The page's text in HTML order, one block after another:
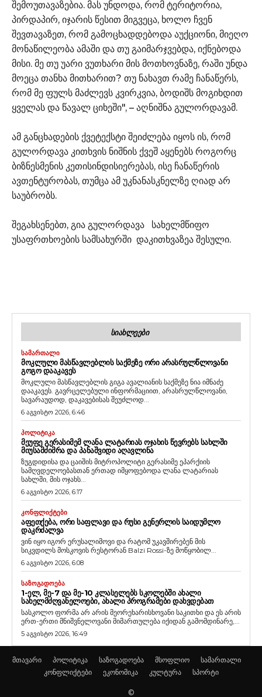
შემოუთავაზებია. მას უნდოდა, რომ ტერიტორია,
პირდაპირ, იჯარის წესით მიგვეცა, ხოლო ჩვენ
შევთავაზეთ, რომ გამოცხადდებოდა აუქციონი, მიეღო
მონაწილეობა ამაში და თუ გაიმარჯვებდა, იქნებოდა
მისი. მე თუ უარი ვუთხარი მის მოთხოვნაზე, რაში უნდა
მოეცა თანხა მითხარით? თუ ნახავთ რამე ჩანაწერს,
რომ მე ფულს მაძლევს კვირკვია, ბოდიშს მოგიხდით
ყველას და წავალ ციხეში", – აღნიშნა გულორდავამ.
ამ განცხადების ქვეტექსტი შეიძლება იყოს ის, რომ
გულორდავა კითხვის ნიშნის ქვეშ აყენებს როგორც
ბიზნესმენის კეთისინდისიერებას, ისე ჩანაწერის
ავთენტურობას, თუმცა ამ უკნანასკნელზე ღიად არ
საუბრობს.
შეგახსენებთ, გია გულორდავა სახელმწიფო
უსაფრთხოების სამსახურში დაკითხვაზეა შესული.
ᲡᲘᲐᲮᲚᲔᲔᲑᲘ
ᲡᲐᲛᲐᲠᲗᲐᲚᲘ
ᲛᲝᲙᲚᲣᲚᲘ ᲛᲐᲡᲬᲐᲕᲚᲔᲑᲚᲘᲡ ᲡᲐᲥᲛᲔᲖᲔ ᲝᲠᲘ ᲐᲠᲐᲡᲠᲣᲚᲬᲚᲝᲕᲐᲜᲘ
ᲒᲝᲒᲝ ᲓᲐᲐᲙᲐᲕᲔᲡ
მოკლული მასწავლებლის გიგა ავალიანის საქმეზე ნია იმნაძე
დააკავეს. გავრცელებული ინფორმაციით, არასრულწლოვანი,
სავარაუდოდ, დაკავებისას შეუძლოდ...
6 აგვისტო 2026, 6:46
ᲞᲝᲚᲘᲢᲘᲙᲐ
ᲛᲔᲣᲤᲔ ᲒᲔᲠᲐᲡᲘᲛᲔᲛ ᲚᲐᲜᲐ ᲚᲐᲢᲐᲠᲘᲐᲡ ᲝᲯᲐᲮᲘᲡ ᲬᲔᲕᲠᲔᲑᲡ ᲡᲐᲮᲚᲨᲘ
ᲛᲘᲣᲡᲐᲛᲫᲘᲛᲠᲐ ᲓᲐ ᲞᲐᲜᲐᲨᲕᲘᲓᲘ ᲐᲦᲐᲕᲚᲘᲜᲐ
ზუგდიდისა და ცაიშის მიტროპოლიტი გერასიმე ეპარქიის
სამღვდელოებასთან ერთად იმყოფებოდა ლანა ლატარიას
სახლში, მის ოჯახს...
6 აგვისტო 2026, 6:17
ᲙᲝᲜᲤᲚᲘᲥᲢᲔᲑᲘ
ᲐᲤᲔᲗᲥᲔᲑᲐ, ᲝᲠᲘ ᲡᲐᲤᲚᲐᲕᲘ ᲓᲐ ᲠᲣᲡᲘ ᲒᲔᲜᲔᲠᲚᲘᲡ ᲡᲐᲘᲓᲣᲛᲚᲝ
ᲓᲐᲙᲠᲫᲐᲚᲕᲐ
ვინ იყო იგორ ერუსალიმოვი და რატომ უკავშირებენ მის
სიკვდილს მოსკოვის რესტორან Balzi Rossi-ზე მოწყობილ...
6 აგვისტო 2026, 6:08
ᲡᲐᲖᲝᲒᲐᲓᲝᲔᲑᲐ
1-ᲔᲚ, ᲛᲔ-7 ᲓᲐ ᲛᲔ-10 ᲙᲚᲐᲡᲔᲚᲔᲑᲡ ᲡᲙᲝᲚᲔᲑᲨᲘ ᲐᲮᲐᲚᲘ
ᲡᲐᲮᲔᲚᲛᲫᲦᲕᲐᲜᲔᲚᲝᲔᲑᲘ, ᲐᲮᲐᲚᲘ ᲞᲠᲝᲒᲠᲐᲛᲔᲑᲘ ᲓᲐᲮᲕᲓᲔᲑᲐᲗ
სასკოლო ფორმა არ არის მეორეხარისხოვანი საკითხი და ეს არის
ერთ-ერთი მნიშვნელოვანი მიმართულება იქიდან გამომდინარე,...
5 აგვისტო 2026, 16:49
მთავარი პოლიტიკა საზოგადოება მსოფლიო
სამართალი
კონფლიქტები
ეკონომიკა კულტურა სპორტი
©